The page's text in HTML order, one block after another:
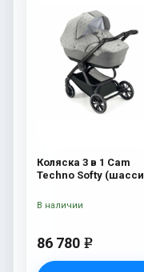
Коляска 3 в 1 Cam
Techno Softy (шасси
86 780 e
В наличии